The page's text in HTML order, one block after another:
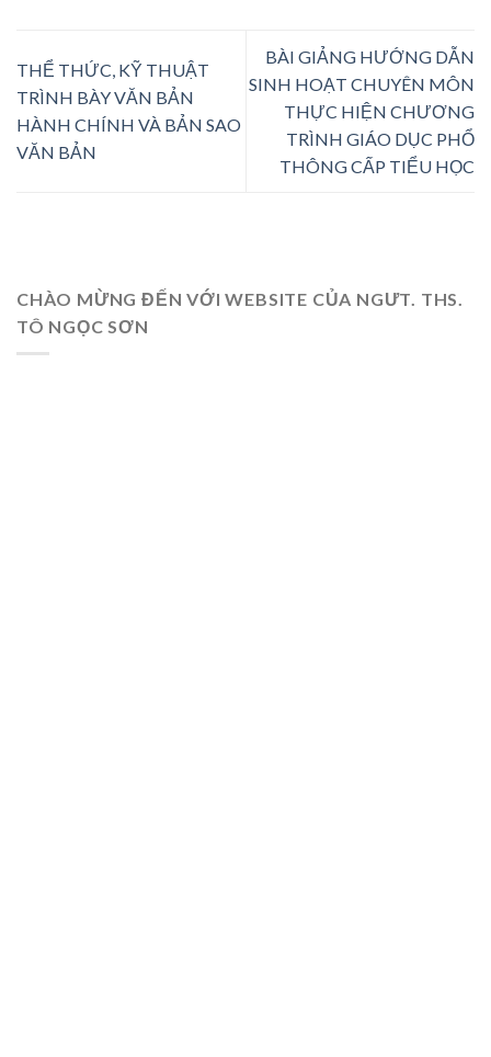
THỂ THỨC, KỸ THUẬT
TRÌNH BÀY VĂN BẢN
HÀNH CHÍNH VÀ BẢN SAO
VĂN BẢN
BÀI GIẢNG HƯỚNG DẪN
SINH HOẠT CHUYÊN MÔN
THỰC HIỆN CHƯƠNG
TRÌNH GIÁO DỤC PHỔ
THÔNG CẤP TIỂU HỌC
CHÀO MỪNG ĐẾN VỚI WEBSITE CỦA NGƯT. THS.
TÔ NGỌC SƠN